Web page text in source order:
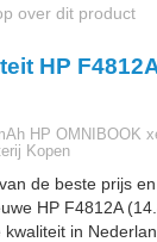
over dit product
HP
HP OMNIBOOK
Kopen
de beste prijs
HP F4812A
kwaliteit in